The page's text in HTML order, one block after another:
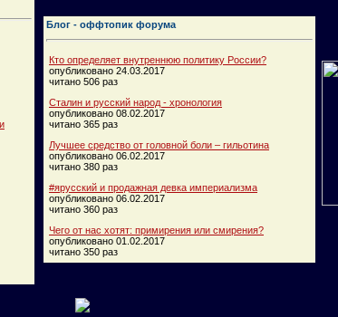
Блог - оффтопик форума
Кто определяет внутреннюю политику России?
опубликовано 24.03.2017
читано 506 раз
Сталин и русский народ - хронология
опубликовано 08.02.2017
читано 365 раз
Лучшее средство от головной боли – гильотина
опубликовано 06.02.2017
читано 380 раз
#ярусский и продажная девка империализма
опубликовано 06.02.2017
читано 360 раз
Чего от нас хотят: примирения или смирения?
опубликовано 01.02.2017
читано 350 раз